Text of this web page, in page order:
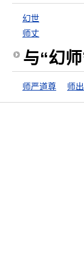
幻世
师丈
与“幻
师严道尊 师